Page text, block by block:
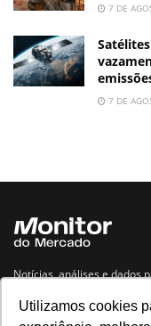
Utilizamos cookies
7 DE
7 DE
Notícias, análises e dados
Navegue no site